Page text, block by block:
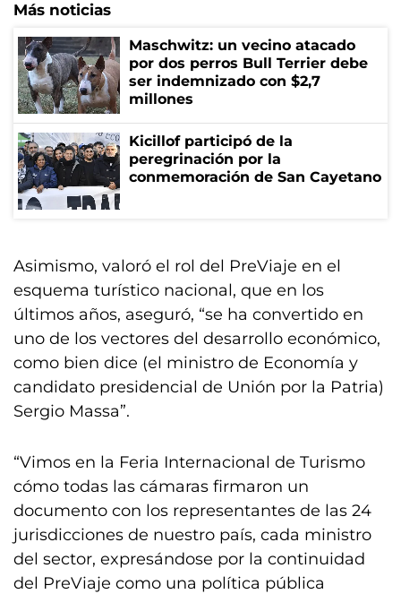
Más noticias
Maschwitz: un vecino atacado
por dos perros Bull Terrier debe
ser indemnizado con $2,7
millones
Kicillof participó de la
peregrinación por la
conmemoración de San Cayetano
Asimismo, valoró el rol del PreViaje en el
esquema turístico nacional, que en los
últimos años, aseguró, “se ha convertido en
uno de los vectores del desarrollo económico,
como bien dice (el ministro de Economía y
candidato presidencial de Unión por la Patria)
Sergio Massa”.
“Vimos en la Feria Internacional de Turismo
cómo todas las cámaras firmaron un
documento con los representantes de las 24
jurisdicciones de nuestro país, cada ministro
del sector, expresándose por la continuidad
del PreViaje como una política pública